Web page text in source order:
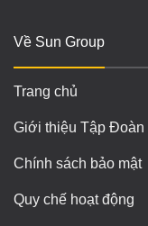
Về Sun Group
Trang chủ
Giới thiệu Tập Đoàn
Chính sách bảo mật
Quy chế hoạt động